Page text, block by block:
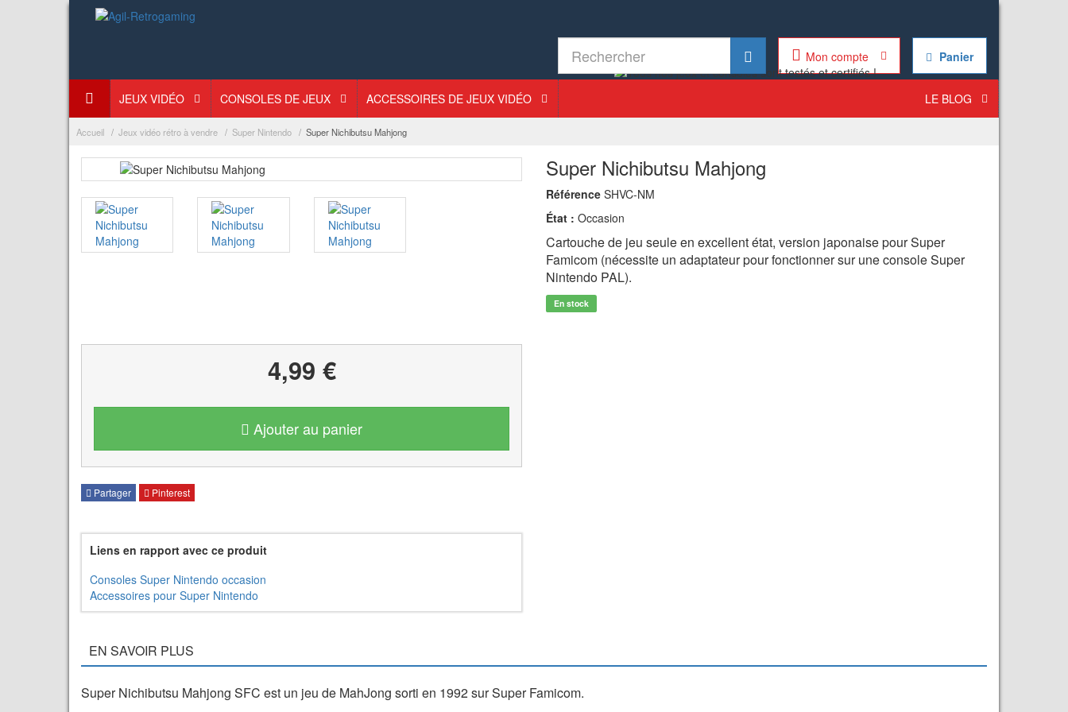
Panier
Mon compte
JEUX VIDÉO CONSOLES DE JEUX ACCESSOIRES DE JEUX VIDÉO LE BLOG
Accueil Jeux vidéo rétro à vendre Super Nintendo Super Nichibutsu Mahjong
Super Nichibutsu Mahjong
Référence SHVC-NM
État : Occasion
Cartouche de jeu seule en excellent état, version japonaise pour Super
Famicom (nécessite un adaptateur pour fonctionner sur une console Super
Nintendo PAL).
En stock
4,99 €
Ajouter au panier
Partager Pinterest
Liens en rapport avec ce produit
Consoles Super Nintendo occasion
Accessoires pour Super Nintendo
EN SAVOIR PLUS
Super Nichibutsu Mahjong SFC est un jeu de MahJong sorti en 1992 sur Super Famicom.